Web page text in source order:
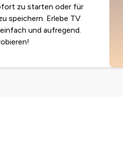
zu starten oder für
speichern. Erlebe TV
und aufregend.